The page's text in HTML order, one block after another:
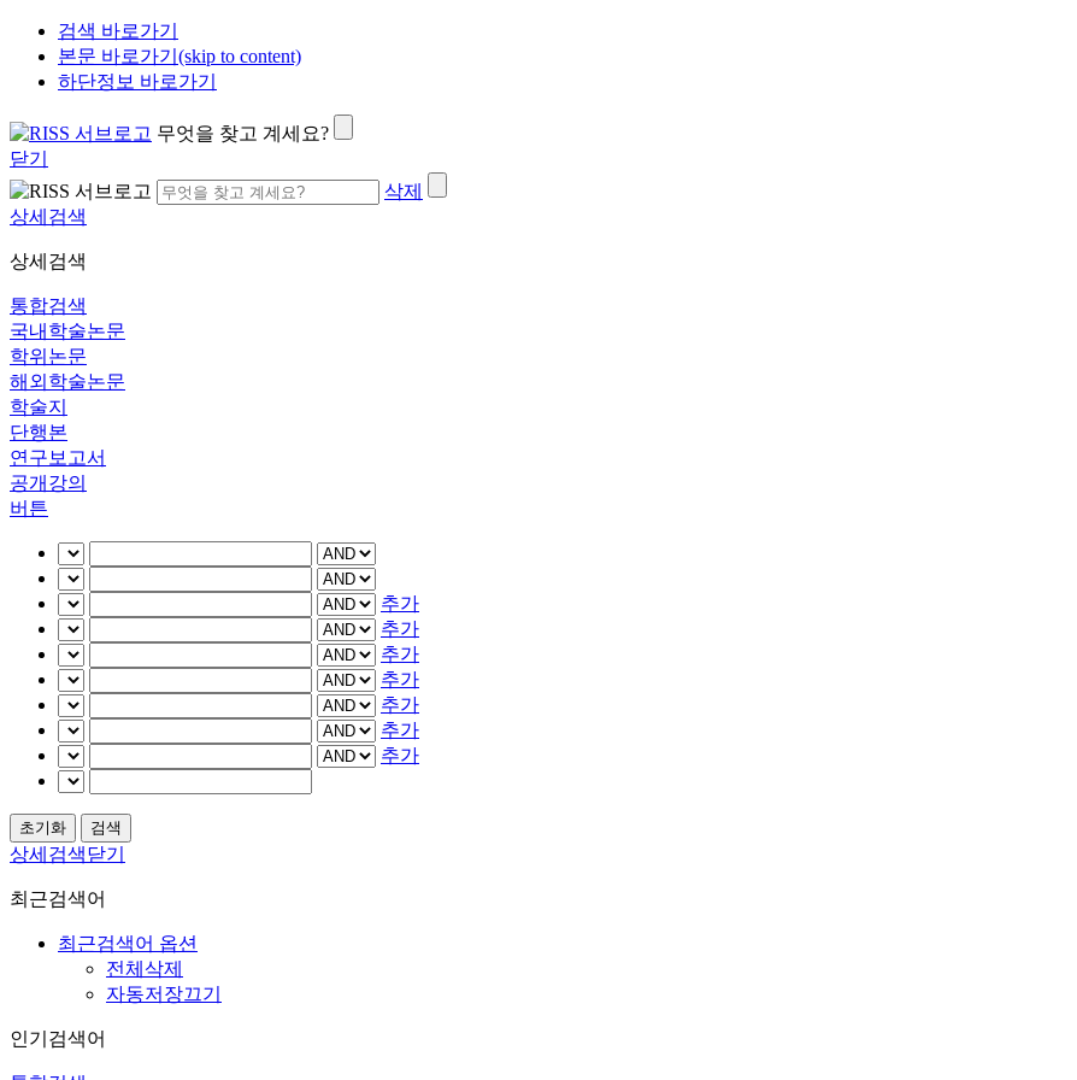
검색 바로가기
본문 바로가기(skip to content)
하단정보 바로가기
무엇을 찾고 계세요?
닫기
삭제
상세검색
상세검색
통합검색
국내학술논문
학위논문
해외학술논문
학술지
단행본
연구보고서
공개강의
버튼
추가
추가
추가
추가
추가
추가
추가
상세검색닫기
최근검색어
최근검색어 옵션
전체삭제
자동저장끄기
인기검색어